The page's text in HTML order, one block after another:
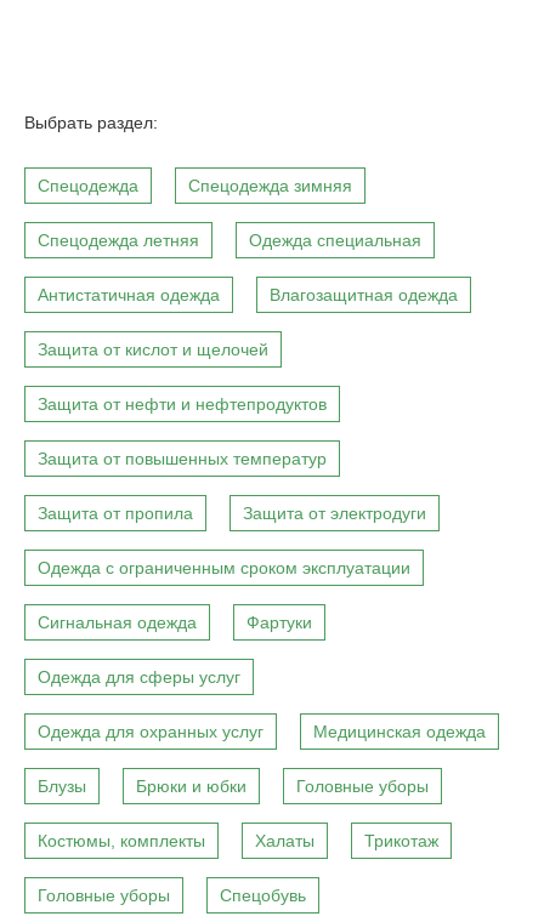
Выбрать раздел:
Спецодежда Спецодежда зимняя
Спецодежда летняя Одежда специальная
Антистатичная одежда Влагозащитная одежда
Защита от кислот и щелочей
Защита от нефти и нефтепродуктов
Защита от повышенных температур
Защита от пропила Защита от электродуги
Одежда с ограниченным сроком эксплуатации
Сигнальная одежда Фартуки
Одежда для сферы услуг
Одежда для охранных услуг Медицинская одежда
Блузы Брюки и юбки Головные уборы
Костюмы, комплекты Халаты Трикотаж
Головные уборы Спецобувь